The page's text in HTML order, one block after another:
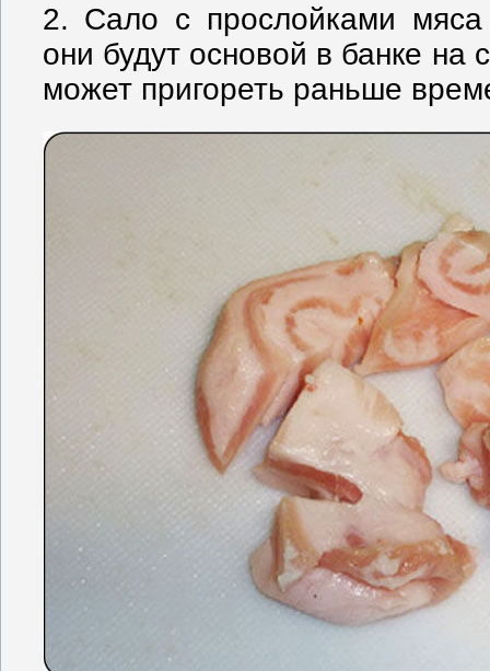
2. Сало с прослойками мяса
они будут основой в банке
может пригореть раньше